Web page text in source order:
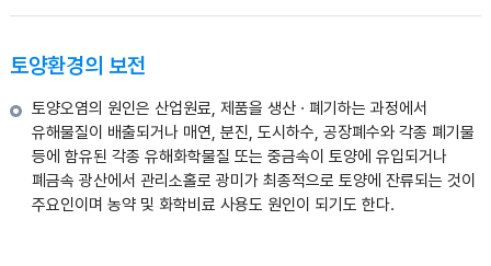
토양환경의 보전
토양오염의 원인은 산업원료, 제품을 생산 · 폐기하는 과정에서
유해물질이 배출되거나 매연, 분진, 도시하수, 공장폐수와 각종 폐기물
등에 함유된 각종 유해화학물질 또는 중금속이 토양에 유입되거나
폐금속 광산에서 관리소홀로 광미가 최종적으로 토양에 잔류되는 것이
주요인이며 농약 및 화학비료 사용도 원인이 되기도 한다.